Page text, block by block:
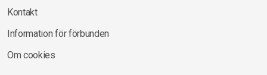
Kontakt
Information för förbunden
Om cookies